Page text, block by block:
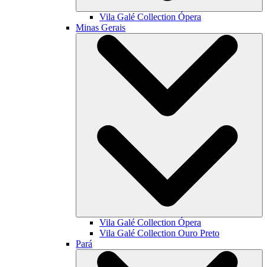
Vila Galé Collection Ópera
Minas Gerais
Vila Galé Collection Ópera
Vila Galé Collection Ouro Preto
Pará